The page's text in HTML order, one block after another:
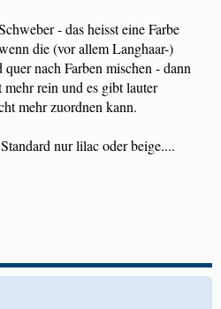
- das heisst eine Farbe
die (vor allem Langhaar-)
nach Farben mischen - dann
rein und es gibt lauter
mehr zuordnen kann.
nur lilac oder beige....